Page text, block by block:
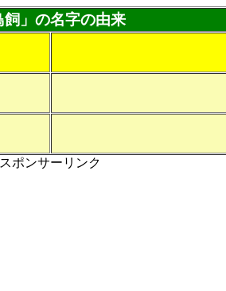
飼」の名字の由来
スポンサーリンク